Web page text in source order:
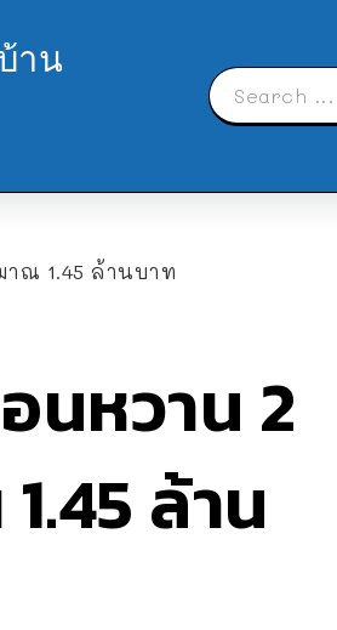
าน
ณ 1.45 ล้านบาท
นหวาน 2
ล้าน